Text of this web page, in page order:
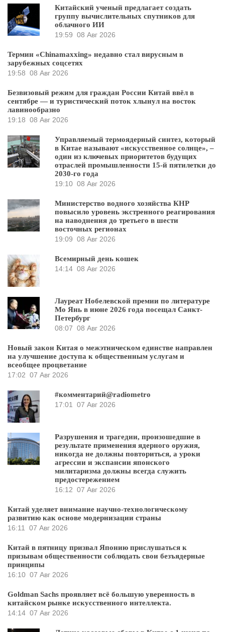
Китайский ученый предлагает создать
группу вычислительных спутников для
облачного ИИ
19:59 08 Авг 2026
Термин «Chinamaxxing» недавно стал вирусным в
зарубежных соцсетях
19:58 08 Авг 2026
Безвизовый режим для граждан России Китай ввёл в
сентябре — и туристический поток хлынул на восток
лавинообразно
19:18 08 Авг 2026
Управляемый термоядерный синтез, который
в Китае называют «искусственное солнце», –
один из ключевых приоритетов будущих
отраслей промышленности 15-й пятилетки до
2030-го года
19:10 08 Авг 2026
Министерство водного хозяйства КНР
повысило уровень экстренного реагирования
на наводнения до третьего в шести
восточных регионах
19:09 08 Авг 2026
Всемирный день кошек
14:14 08 Авг 2026
Лауреат Нобелевской премии по литературе
Мо Янь в июне 2026 года посещал Санкт-
Петербург
08:07 08 Авг 2026
Новый закон Китая о межэтническом единстве направлен
на улучшение доступа к общественным услугам и
всеобщее процветание
17:02 07 Авг 2026
#комментарий@radiometro
17:01
07 Авг 2026
Разрушения и трагедии, произошедшие в
результате применения ядерного оружия,
никогда не должны повториться, а уроки
агрессии и экспансии японского
милитаризма должны всегда служить
предостережением
16:12 07 Авг 2026
Китай уделяет внимание научно-технологическому
развитию как основе модернизации страны
16:11
07 Авг 2026
Китай в пятницу призвал Японию прислушаться к
призывам общественности соблюдать свои безъядерные
принципы
16:10 07 Авг 2026
Goldman Sachs проявляет всё большую уверенность в
китайском рынке искусственного интеллекта.
14:14 07 Авг 2026